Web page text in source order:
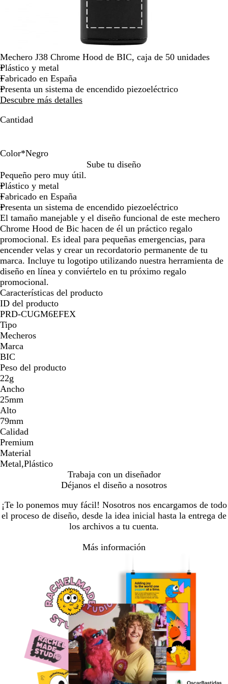
Mechero J38 Chrome Hood de BIC, caja de 50 unidades
Plástico y metal
Fabricado en España
Presenta un sistema de encendido piezoeléctrico
Descubre más detalles
Cantidad
Color*Negro
l
a
n
c
o
z
u
l
o
j
o
e
g
r
o
Sube tu diseño
Pequeño pero muy útil.
Plástico y metal
Fabricado en España
Presenta un sistema de encendido piezoeléctrico
El tamaño manejable y el diseño funcional de este mechero
Chrome Hood de Bic hacen de él un práctico regalo
promocional. Es ideal para pequeñas emergencias, para
encender velas y crear un recordatorio permanente de tu
marca. Incluye tu logotipo utilizando nuestra herramienta de
diseño en línea y conviértelo en tu próximo regalo
promocional.
Características del producto
ID del producto
PRD-CUGM6EFEX
Tipo
Mecheros
Marca
BIC
Peso del producto
22g
Ancho
25mm
Alto
79mm
Calidad
Premium
Material
Metal,Plástico
Trabaja con un diseñador
Déjanos el diseño a nosotros
¡Te lo ponemos muy fácil! Nosotros nos encargamos de todo
el proceso de diseño, desde la idea inicial hasta la entrega de
los archivos a tu cuenta.
Más información